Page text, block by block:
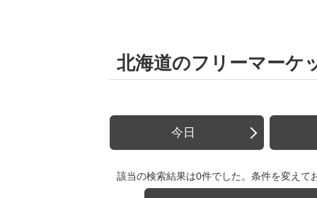
北海道のフリーマーケ
今日
該当の検索結果は0件でした。条件を変えて